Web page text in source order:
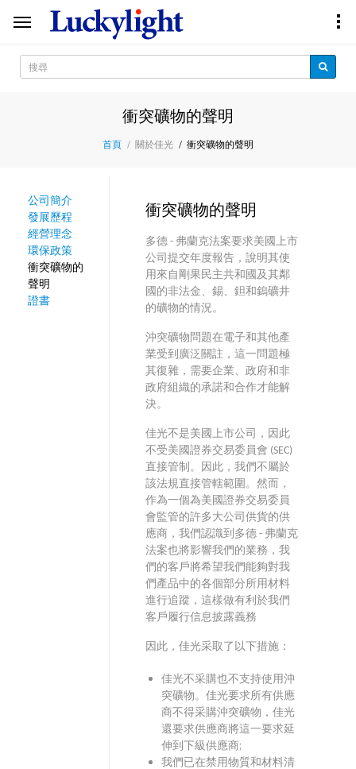
衝突礦物的聲明
首頁 關於佳光 衝突礦物的聲明
公司簡介
發展歷程
經營理念
環保政策
衝突礦物的
聲明
證書
衝突礦物的聲明
多德 - 弗蘭克法案要求美國上市
公司提交年度報告，說明其使
用來自剛果民主共和國及其鄰
國的非法金、錫、鉭和鎢礦井
的礦物的情況。
沖突礦物問題在電子和其他產
業受到廣泛關註，這一問題極
其復雜，需要企業、政府和非
政府組織的承諾和合作才能解
決。
佳光不是美國上市公司，因此
不受美國證券交易委員會 (SEC)
直接管制。因此，我們不屬於
該法規直接管轄範圍。然而，
作為一個為美國證券交易委員
會監管的許多大公司供貨的供
應商，我們認識到多德 - 弗蘭克
法案也將影響我們的業務，我
們的客戶將希望我們能夠對我
們產品中的各個部分所用材料
進行追蹤，這樣做有利於我們
客戶履行信息披露義務
因此，佳光采取了以下措施：
佳光不采購也不支持使用沖
突礦物。佳光要求所有供應
商不得采購沖突礦物，佳光
還要求供應商將這一要求延
伸到下級供應商;
我們已在禁用物質和材料清